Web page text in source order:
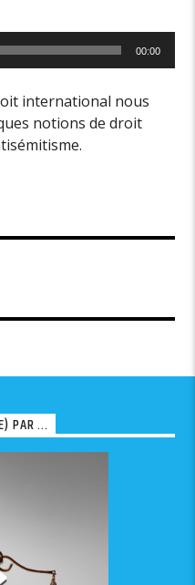
00:00
international nous
notions de droit
PAR ...